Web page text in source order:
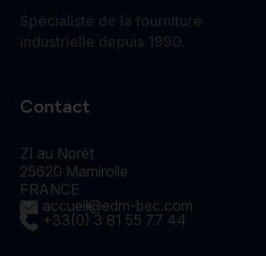
Spécialiste de la fourniture
industrielle depuis 1990.
Contact
ZI au Norêt
25620 Mamirolle
FRANCE
accueil@edm-bec.com
+33(0) 3 81 55 77 44